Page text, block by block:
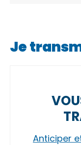
Je
Anticiper